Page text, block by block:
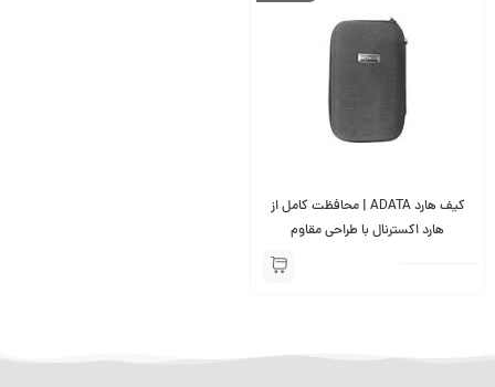
کیف هارد ADATA | محافظت کامل از
هارد اکسترنال با طراحی مقاوم